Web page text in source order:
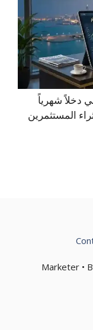
دخلاً شهرياً
المستثمرين